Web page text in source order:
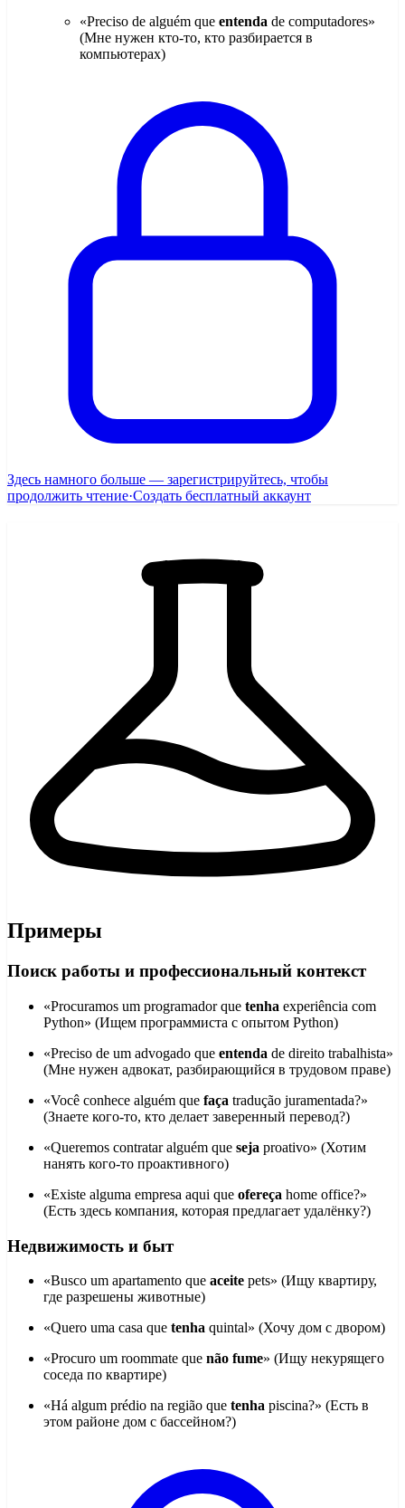
«Preciso de alguém que entenda de computadores»
(Мне нужен кто-то, кто разбирается в
компьютерах)
Здесь намного больше — зарегистрируйтесь, чтобы
продолжить чтение·Создать бесплатный аккаунт
Примеры
Поиск работы и профессиональный контекст
«Procuramos um programador que tenha experiência com
Python» (Ищем программиста с опытом Python)
«Preciso de um advogado que entenda de direito trabalhista»
(Мне нужен адвокат, разбирающийся в трудовом праве)
«Você conhece alguém que faça tradução juramentada?»
(Знаете кого-то, кто делает заверенный перевод?)
«Queremos contratar alguém que seja proativo» (Хотим
нанять кого-то проактивного)
«Existe alguma empresa aqui que ofereça home office?»
(Есть здесь компания, которая предлагает удалёнку?)
Недвижимость и быт
«Busco um apartamento que aceite pets» (Ищу квартиру,
где разрешены животные)
«Quero uma casa que tenha quintal» (Хочу дом с двором)
«Procuro um roommate que não fume» (Ищу некурящего
соседа по квартире)
«Há algum prédio na região que tenha piscina?» (Есть в
этом районе дом с бассейном?)